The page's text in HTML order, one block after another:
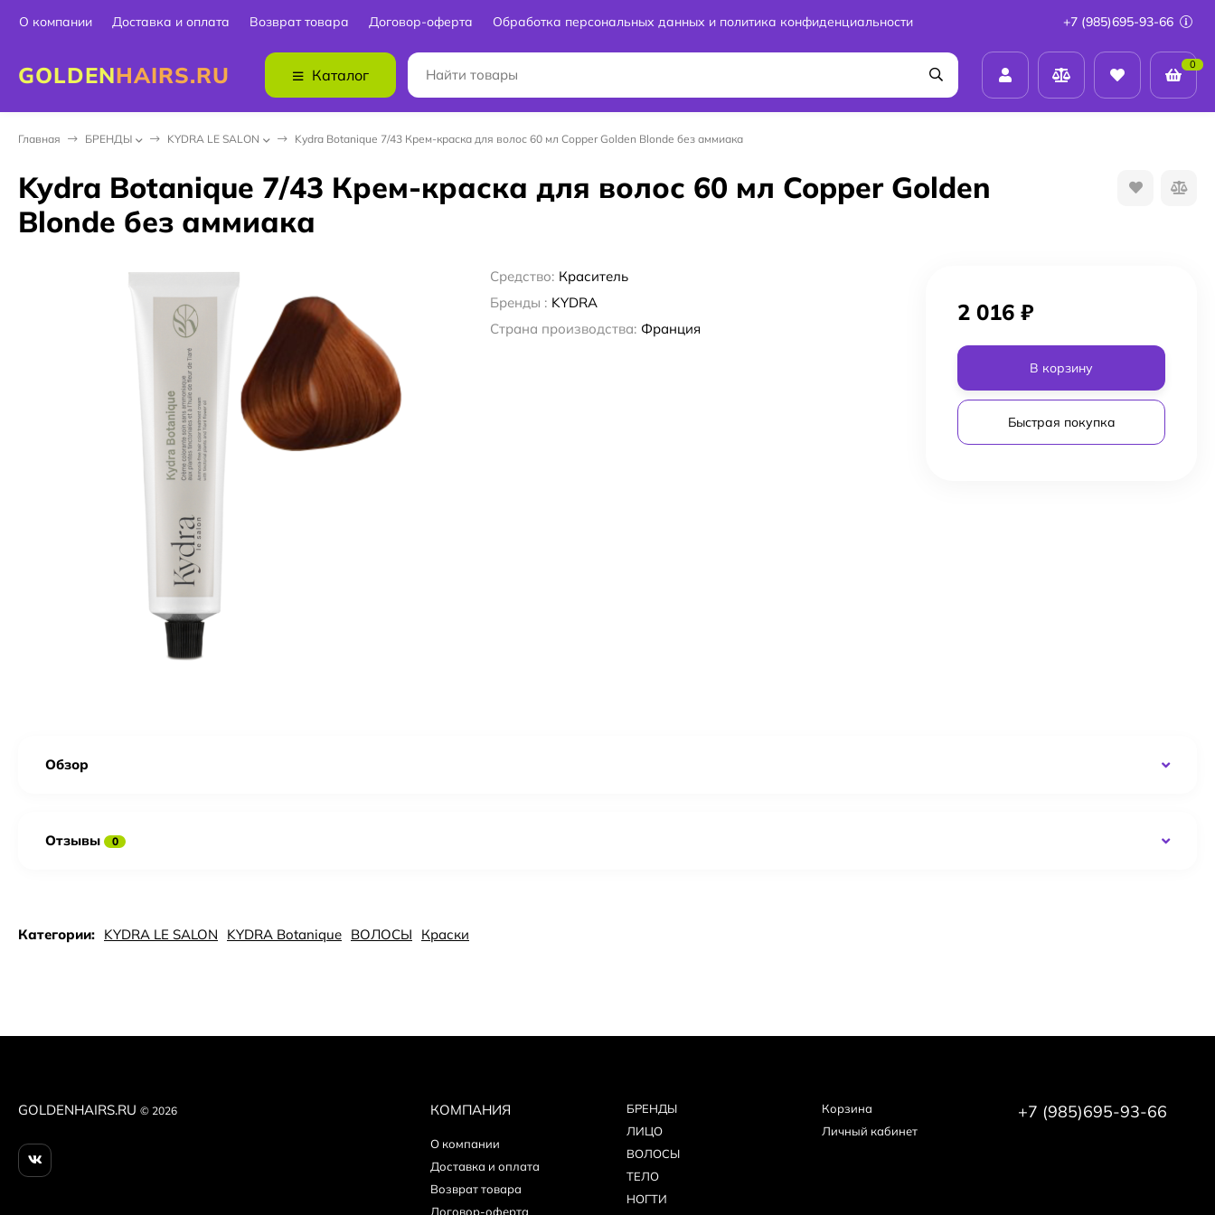
О компании Доставка и оплата Возврат товара Договор-оферта Обработка персональных данных и политика конфиденциальности +7 (985)695-93-66
GOLDENHAIRS.RU Каталог
0
Главная БPEНДЫ KYDRA LE SALON Kydra Botanique 7/43 Крем-краска для волос 60 мл Copper Golden Blonde без аммиака
Kydra Botanique 7/43 Крем-краска для волос 60 мл Copper Golden
Blonde без аммиака
Средство: Краситель
Бренды : KYDRA
Страна производства: Франция
2 016 ₽
В корзину
Быстрая покупка
Обзор
Отзывы 0
Категории: KYDRA LE SALON KYDRA Botanique ВОЛОСЫ Краски
GOLDENHAIRS.RU © 2026 КОМПАНИЯ
О компании
Доставка и оплата
Возврат товара
Договор-оферта
БPEНДЫ
ЛИЦО
ВОЛОСЫ
ТЕЛО
НОГТИ
Корзина
Личный кабинет
+7 (985)695-93-66